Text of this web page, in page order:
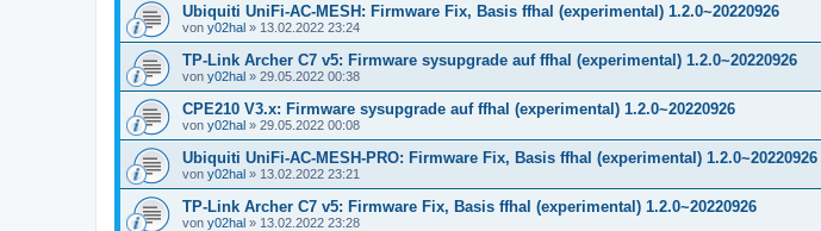
Ubiquiti UniFi-AC-MESH: Firmware Fix, Basis ffhal (experimental) 1.2.0~20220926
von y02hal » 13.02.2022 23:24
TP-Link Archer C7 v5: Firmware sysupgrade auf ffhal (experimental) 1.2.0~20220926
von y02hal » 29.05.2022 00:38
CPE210 V3.x: Firmware sysupgrade auf ffhal (experimental) 1.2.0~20220926
von y02hal » 29.05.2022 00:08
Ubiquiti UniFi-AC-MESH-PRO: Firmware Fix, Basis ffhal (experimental) 1.2.0~20220926
von y02hal » 13.02.2022 23:21
TP-Link Archer C7 v5: Firmware Fix, Basis ffhal (experimental) 1.2.0~20220926
von y02hal » 13.02.2022 23:28